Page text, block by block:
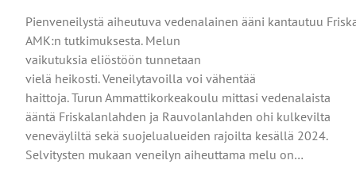
Pienveneilystä aiheutuva vedenalainen ääni kantautuu
AMK:n tutkimuksesta. Melun
vaikutuksia eliöstöön tunnetaan
vielä heikosti. Veneilytavoilla voi vähentää
haittoja. Turun Ammattikorkeakoulu mittasi vedenalaista
ääntä Friskalanlahden ja Rauvolanlahden ohi kulkevilta
veneväyliltä sekä suojelualueiden rajoilta kesällä 2024.
Selvitysten mukaan veneilyn aiheuttama melu on…